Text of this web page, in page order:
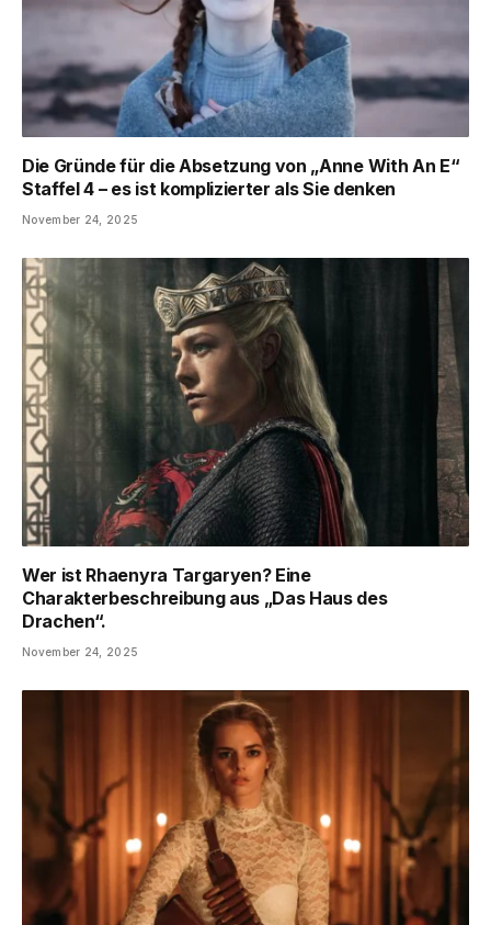
Die Gründe für die Absetzung von „Anne With An E“
Staffel 4 – es ist komplizierter als Sie denken
November 24, 2025
Wer ist Rhaenyra Targaryen? Eine
Charakterbeschreibung aus „Das Haus des
Drachen“.
November 24, 2025